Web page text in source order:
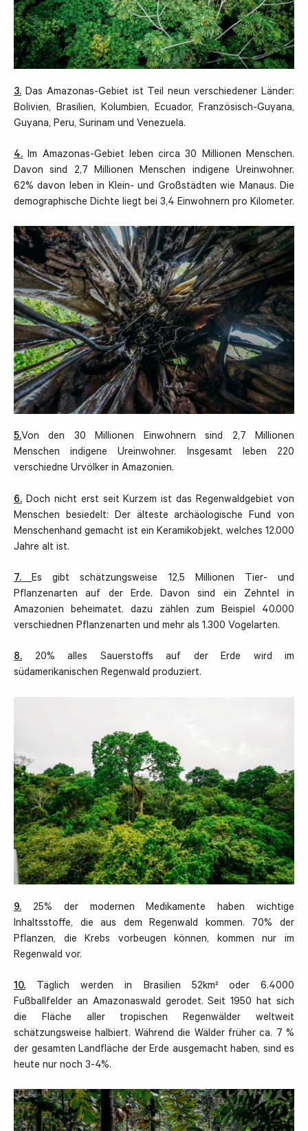
3. Das Amazonas-Gebiet ist Teil neun verschiedener Länder:
Bolivien, Brasilien, Kolumbien, Ecuador, Französisch-Guyana,
Guyana, Peru, Surinam und Venezuela.
4. Im Amazonas-Gebiet leben circa 30 Millionen Menschen.
Davon sind 2,7 Millionen Menschen indigene Ureinwohner.
62% davon leben in Klein- und Großstädten wie Manaus. Die
demographische Dichte liegt bei 3,4 Einwohnern pro Kilometer.
5.Von den 30 Millionen Einwohnern sind 2,7 Millionen
Menschen indigene Ureinwohner. Insgesamt leben 220
verschiedne Urvölker in Amazonien.
6. Doch nicht erst seit Kurzem ist das Regenwaldgebiet von
Menschen besiedelt: Der älteste archäologische Fund von
Menschenhand gemacht ist ein Keramikobjekt, welches 12.000
Jahre alt ist.
7.
Es gibt schätzungsweise 12,5 Millionen Tier- und
Pflanzenarten auf der Erde. Davon sind ein Zehntel in
Amazonien beheimatet. dazu zählen zum Beispiel 40.000
verschiednen Pflanzenarten und mehr als 1.300 Vogelarten.
8. 20% alles Sauerstoffs auf der Erde wird im
südamerikanischen Regenwald produziert.
9. 25% der modernen Medikamente haben wichtige
Inhaltsstoffe, die aus dem Regenwald kommen. 70% der
Pflanzen, die Krebs vorbeugen können, kommen nur im
Regenwald vor.
10. Täglich werden in Brasilien 52km² oder 6.4000
Fußballfelder an Amazonaswald gerodet. Seit 1950 hat sich
die Fläche aller tropischen Regenwälder weltweit
schätzungsweise halbiert. Während die Wälder früher ca. 7 %
der gesamten Landfläche der Erde ausgemacht haben, sind es
heute nur noch 3-4%.